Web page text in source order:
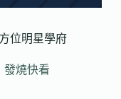
位明星學府
發燒快看